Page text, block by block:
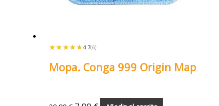
★★★★★
★★★★★ 4.7(6)
Mopa. Conga 999 Origin Map